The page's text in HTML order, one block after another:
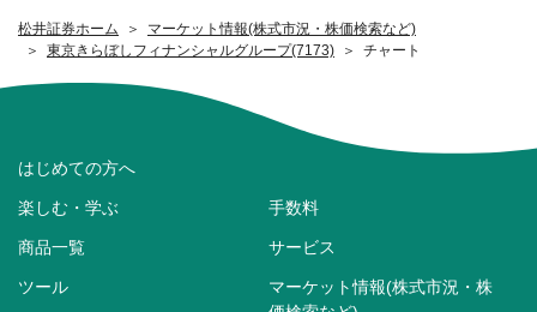
松井証券ホーム
マーケット情報(株式市況・株価検索など)
東京きらぼしフィナンシャルグループ(7173)
チャート
はじめての方へ
楽しむ・学ぶ 手数料
商品一覧 サービス
ツール
マーケット情報(株式市況・株